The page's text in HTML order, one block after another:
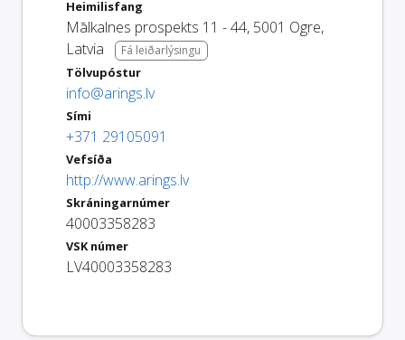
Heimilisfang
Mālkalnes prospekts 11 - 44, 5001 Ogre,
Latvia
Fá leiðarlýsingu
Tölvupóstur
info@arings.lv
Sími
+371 29105091
Vefsíða
http://www.arings.lv
Skráningarnúmer
40003358283
VSK númer
LV40003358283